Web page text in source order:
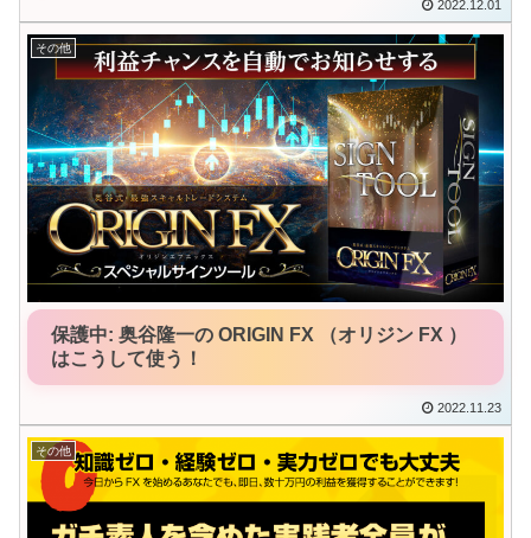
2022.12.01
その他
保護中: 奥谷隆一の ORIGIN FX （オリジン FX ）
はこうして使う！
2022.11.23
その他